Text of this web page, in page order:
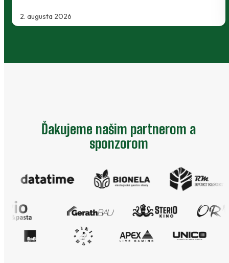
2. augusta 2026
Ďakujeme našim partnerom a
sponzorom